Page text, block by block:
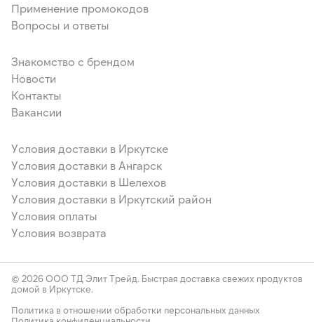
Применение промокодов
Вопросы и ответы
Знакомство с брендом
Новости
Контакты
Вакансии
Условия доставки в Иркутске
Условия доставки в Ангарск
Условия доставки в Шелехов
Условия доставки в Иркутский район
Условия оплаты
Условия возврата
© 2026 ООО ТД Элит Трейд. Быстрая доставка свежих продуктов
домой в Иркутске.
Политика в отношении обработки персональных данных